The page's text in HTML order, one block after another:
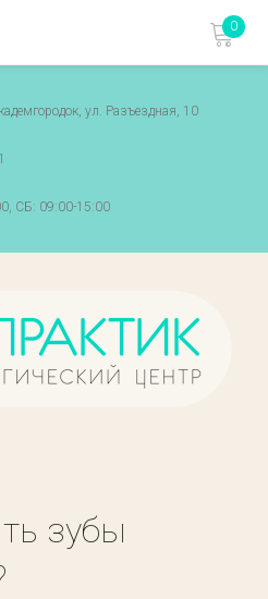
0
ул. Разъездная, 10
СБ: 09:00-15:00
зубы